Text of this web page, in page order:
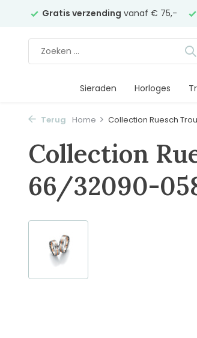
Gratis verzending vanaf € 75,-
Sieraden Horloges
Terug Home Collection Ruesch
Collection
66/32090-